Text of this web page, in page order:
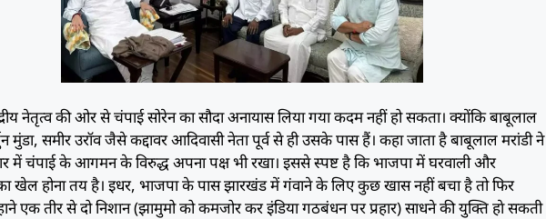
नेतृत्व की ओर से चंपाई सोरेन का सौदा अनायास लिया गया कदम नहीं हो सकता। क्योंकि बाबूलाल
मुंडा, समीर उरॉव जैसे कद्दावर आदिवासी नेता पूर्व से ही उसके पास हैं। कहा जाता है बाबूलाल मरांडी ने
में चंपाई के आगमन के विरुद्ध अपना पक्ष भी रखा। इससे स्पष्ट है कि भाजपा में घरवाली और
खेल होना तय है। इधर, भाजपा के पास झारखंड में गंवाने के लिए कुछ खास नहीं बचा है तो फिर
एक तीर से दो निशान (झामुमो को कमजोर कर इंडिया गठबंधन पर प्रहार) साधने की युक्ति हाे सकती